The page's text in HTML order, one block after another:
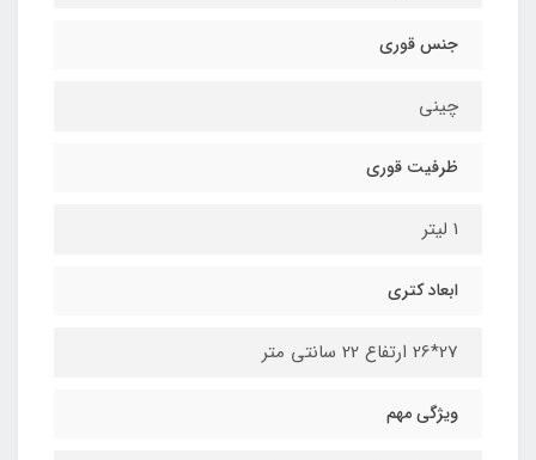
جنس قوری
چینی
ظرفیت قوری
1 لیتر
ابعاد کتری
27*26 ارتفاع 22 سانتی متر
ویژگی مهم